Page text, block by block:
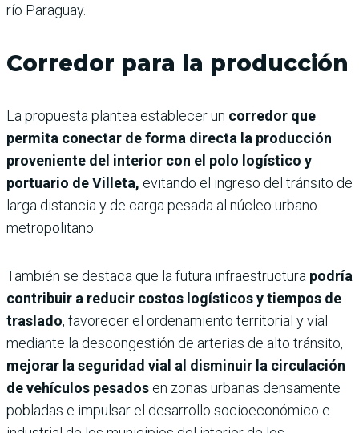
río Paraguay.
Corredor para la producción
La propuesta plantea establecer un corredor que
permita conectar de forma directa la producción
proveniente del interior con el polo logístico y
portuario de Villeta, evitando el ingreso del tránsito de
larga distancia y de carga pesada al núcleo urbano
metropolitano.
También se destaca que la futura infraestructura podría
contribuir a reducir costos logísticos y tiempos de
traslado, favorecer el ordenamiento territorial y vial
mediante la descongestión de arterias de alto tránsito,
mejorar la seguridad vial al disminuir la circulación
de vehículos pesados en zonas urbanas densamente
pobladas e impulsar el desarrollo socioeconómico e